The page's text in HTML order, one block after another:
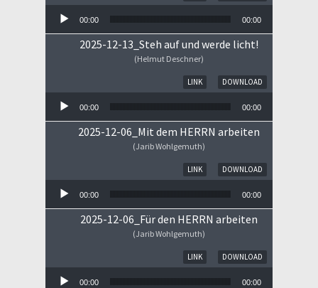
00:00 00:00
2025-12-13_Steh auf und werde licht!
(Helmut Deschner)
DOWNLOAD
LINK
00:00 00:00
2025-12-06_Mit dem HERRN arbeiten
(Jarib Wohlgemuth)
DOWNLOAD
LINK
00:00 00:00
2025-12-06_Für den HERRN arbeiten
(Jarib Wohlgemuth)
DOWNLOAD
LINK
00:00 00:00